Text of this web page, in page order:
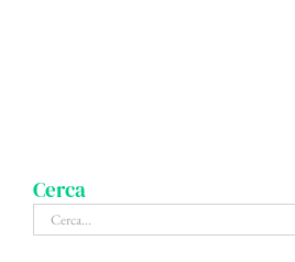
Cerca
Cerca
per: